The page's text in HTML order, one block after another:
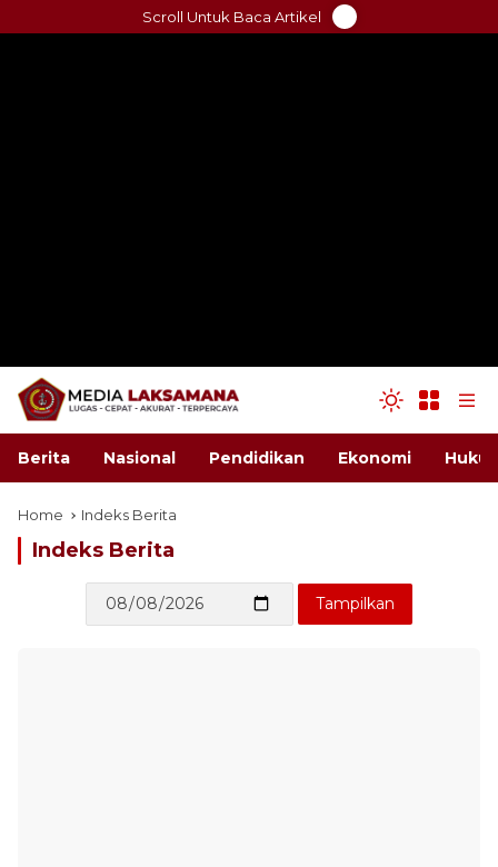
to
Scroll Untuk Baca Artikel
Berita Nasional Pendidikan Ekonomi
Home Indeks Berita
Indeks Berita